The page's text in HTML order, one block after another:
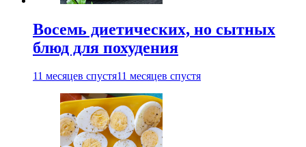
Восемь диетических, но сытных
блюд для похудения
11 месяцев спустя11 месяцев спустя